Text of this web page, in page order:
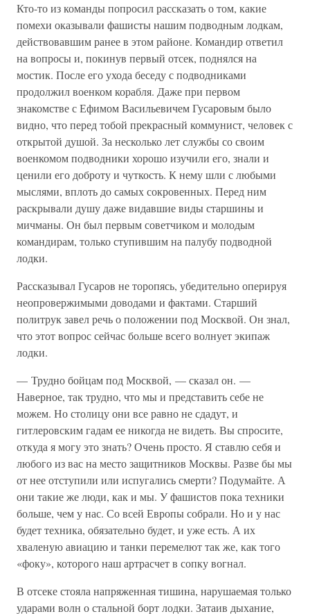
Кто-то из команды попросил рассказать о том, какие
помехи оказывали фашисты нашим подводным лодкам,
действовавшим ранее в этом районе. Командир ответил
на вопросы и, покинув первый отсек, поднялся на
мостик. После его ухода беседу с подводниками
продолжил военком корабля. Даже при первом
знакомстве с Ефимом Васильевичем Гусаровым было
видно, что перед тобой прекрасный коммунист, человек с
открытой душой. За несколько лет службы со своим
военкомом подводники хорошо изучили его, знали и
ценили его доброту и чуткость. К нему шли с любыми
мыслями, вплоть до самых сокровенных. Перед ним
раскрывали душу даже видавшие виды старшины и
мичманы. Он был первым советчиком и молодым
командирам, только ступившим на палубу подводной
лодки.
Рассказывал Гусаров не торопясь, убедительно оперируя
неопровержимыми доводами и фактами. Старший
политрук завел речь о положении под Москвой. Он знал,
что этот вопрос сейчас больше всего волнует экипаж
лодки.
— Трудно бойцам под Москвой, — сказал он. —
Наверное, так трудно, что мы и представить себе не
можем. Но столицу они все равно не сдадут, и
гитлеровским гадам ее никогда не видеть. Вы спросите,
откуда я могу это знать? Очень просто. Я ставлю себя и
любого из вас на место защитников Москвы. Разве бы мы
от нее отступили или испугались смерти? Подумайте. А
они такие же люди, как и мы. У фашистов пока техники
больше, чем у нас. Со всей Европы собрали. Но и у нас
будет техника, обязательно будет, и уже есть. А их
хваленую авиацию и танки перемелют так же, как того
«фоку», которого наш артрасчет в сопку вогнал.
В отсеке стояла напряженная тишина, нарушаемая только
ударами волн о стальной борт лодки. Затаив дыхание,